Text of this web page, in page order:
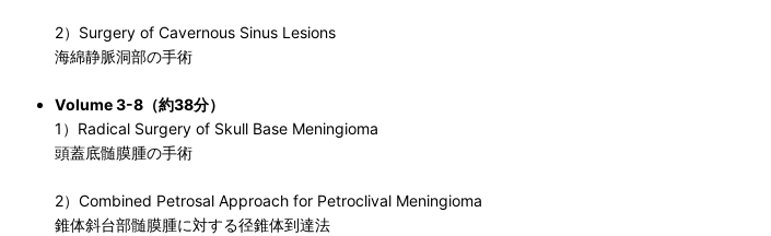
2）Surgery of Cavernous Sinus Lesions
海綿静脈洞部の手術
Volume 3-8（約38分）
1）Radical Surgery of Skull Base Meningioma
頭蓋底髄膜腫の手術
2）Combined Petrosal Approach for Petroclival Meningioma
錐体斜台部髄膜腫に対する径錐体到達法